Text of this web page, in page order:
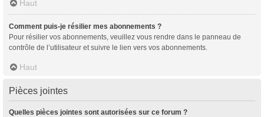
Haut
Comment puis-je résilier mes abonnements ?
Pour résilier vos abonnements, veuillez vous rendre dans le panneau de
contrôle de l’utilisateur et suivre le lien vers vos abonnements.
Haut
Pièces jointes
Quelles pièces jointes sont autorisées sur ce forum ?